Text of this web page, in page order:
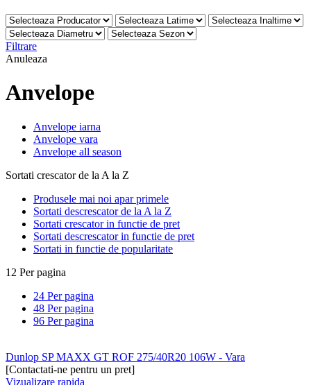
Filtrare
Anuleaza
Anvelope
Anvelope iarna
Anvelope vara
Anvelope all season
Sortati crescator de la A la Z
Produsele mai noi apar primele
Sortati descrescator de la A la Z
Sortati crescator in functie de pret
Sortati descrescator in functie de pret
Sortati in functie de popularitate
12 Per pagina
24 Per pagina
48 Per pagina
96 Per pagina
Dunlop SP MAXX GT ROF 275/40R20 106W - Vara
[Contactati-ne pentru un pret]
Vizualizare rapida